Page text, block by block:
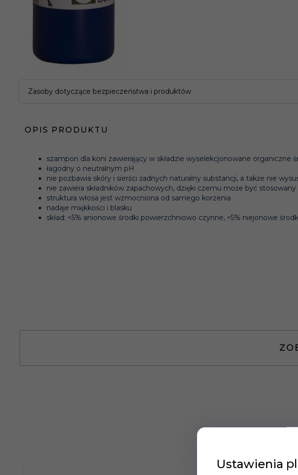
Zasoby dotyczące bezpieczeństwa i produktów
OPIS PRODUKTU
szampon dla koni zawierający w składzie wyselekcjonowane
łagodny o neutralnym pH
nie pozbawia skóry i sierści żadnych naturalny substancji, a także nie
nie zawiera składników zapachowych, dzięki czemu może być
struktura włosa jest wzmocniona od samego korzenia
nadaje miękkości i blasku
skład: <5% anionowe środki powierzchniowo czynne, <5% niejonowe
Ustawienia